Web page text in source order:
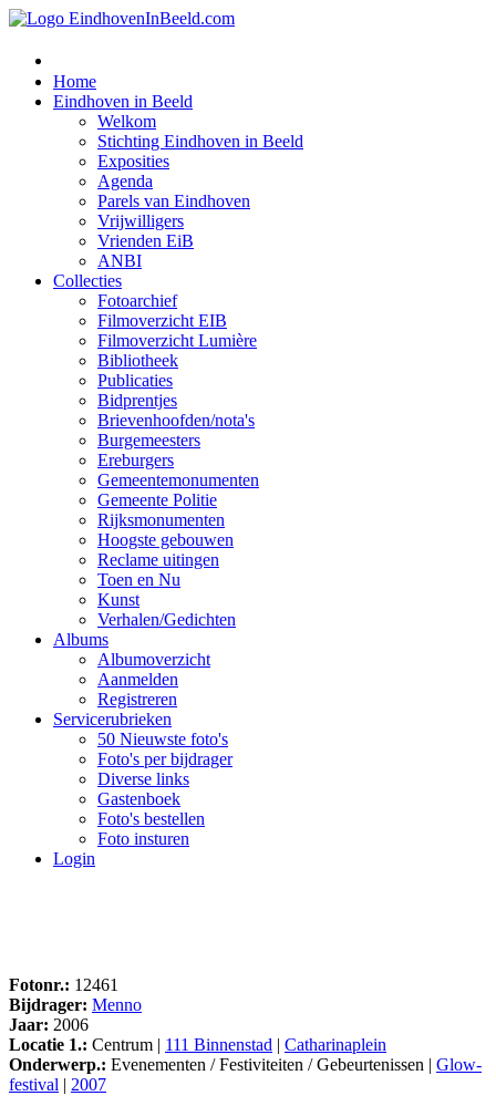
Home
Eindhoven in Beeld
Welkom
Stichting Eindhoven in Beeld
Exposities
Agenda
Parels van Eindhoven
Vrijwilligers
Vrienden EiB
ANBI
Collecties
Fotoarchief
Filmoverzicht EIB
Filmoverzicht Lumière
Bibliotheek
Publicaties
Bidprentjes
Brievenhoofden/nota's
Burgemeesters
Ereburgers
Gemeentemonumenten
Gemeente Politie
Rijksmonumenten
Hoogste gebouwen
Reclame uitingen
Toen en Nu
Kunst
Verhalen/Gedichten
Albums
Albumoverzicht
Aanmelden
Registreren
Servicerubrieken
50 Nieuwste foto's
Foto's per bijdrager
Diverse links
Gastenboek
Foto's bestellen
Foto insturen
Login
Fotonr.: 12461
Bijdrager: Menno
Jaar: 2006
Locatie 1.: Centrum | 111 Binnenstad | Catharinaplein
Onderwerp.: Evenementen / Festiviteiten / Gebeurtenissen | Glow-
festival | 2007